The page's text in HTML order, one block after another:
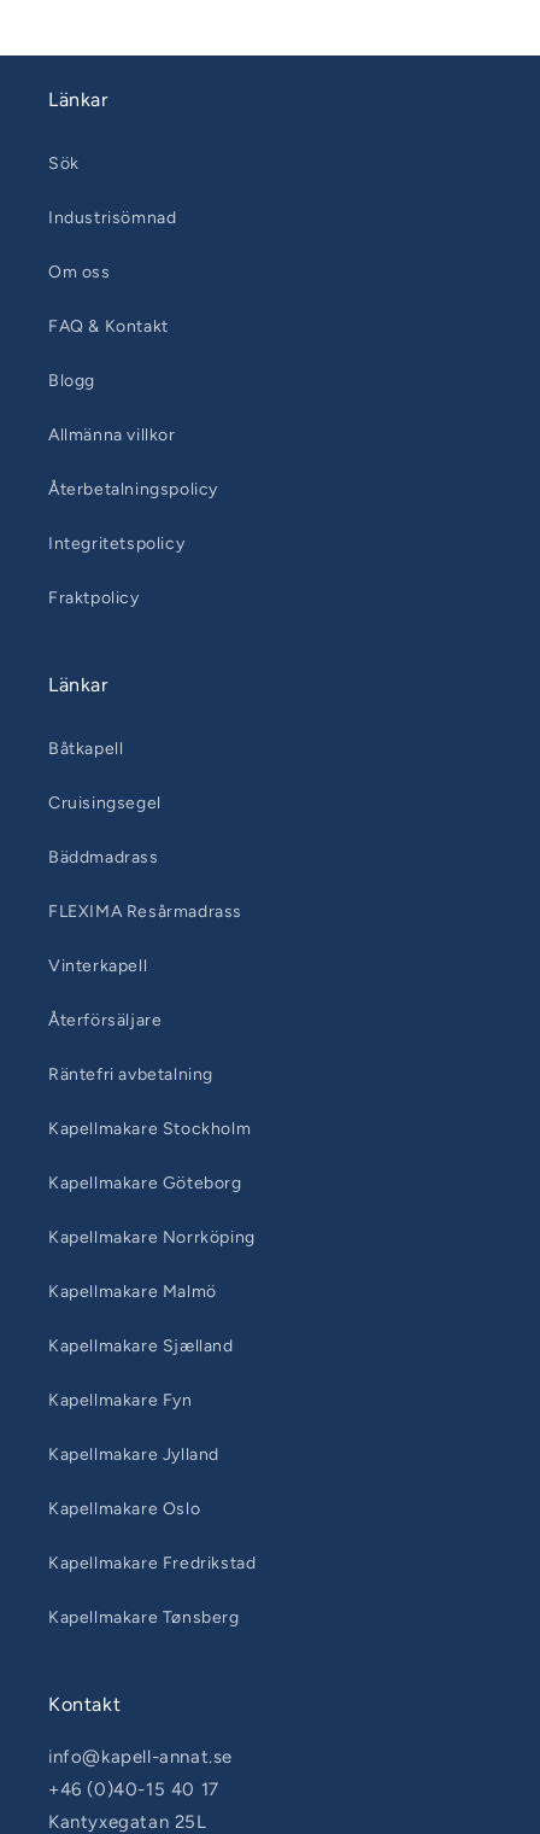
Länkar
Sök
Industrisömnad
Om oss
FAQ & Kontakt
Blogg
Allmänna villkor
Återbetalningspolicy
Integritetspolicy
Fraktpolicy
Länkar
Båtkapell
Cruisingsegel
Bäddmadrass
FLEXIMA Resårmadrass
Vinterkapell
Återförsäljare
Räntefri avbetalning
Kapellmakare Stockholm
Kapellmakare Göteborg
Kapellmakare Norrköping
Kapellmakare Malmö
Kapellmakare Sjælland
Kapellmakare Fyn
Kapellmakare Jylland
Kapellmakare Oslo
Kapellmakare Fredrikstad
Kapellmakare Tønsberg
Kontakt
info@kapell-annat.se
+46 (0)40-15 40 17
Kantyxegatan 25L